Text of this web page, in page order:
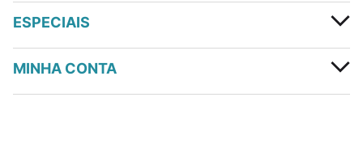
ESPECIAIS
MINHA CONTA